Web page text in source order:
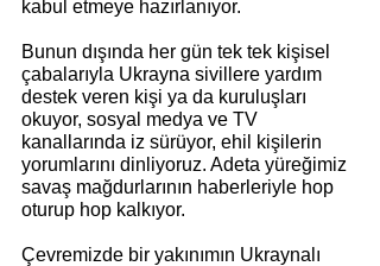
kabul etmeye hazırlanıyor.
Bunun dışında her gün tek tek kişisel
çabalarıyla Ukrayna sivillere yardım
destek veren kişi ya da kuruluşları
okuyor, sosyal medya ve TV
kanallarında iz sürüyor, ehil kişilerin
yorumlarını dinliyoruz. Adeta yüreğimiz
savaş mağdurlarının haberleriyle hop
oturup hop kalkıyor.
Çevremizde bir yakınımın Ukraynalı